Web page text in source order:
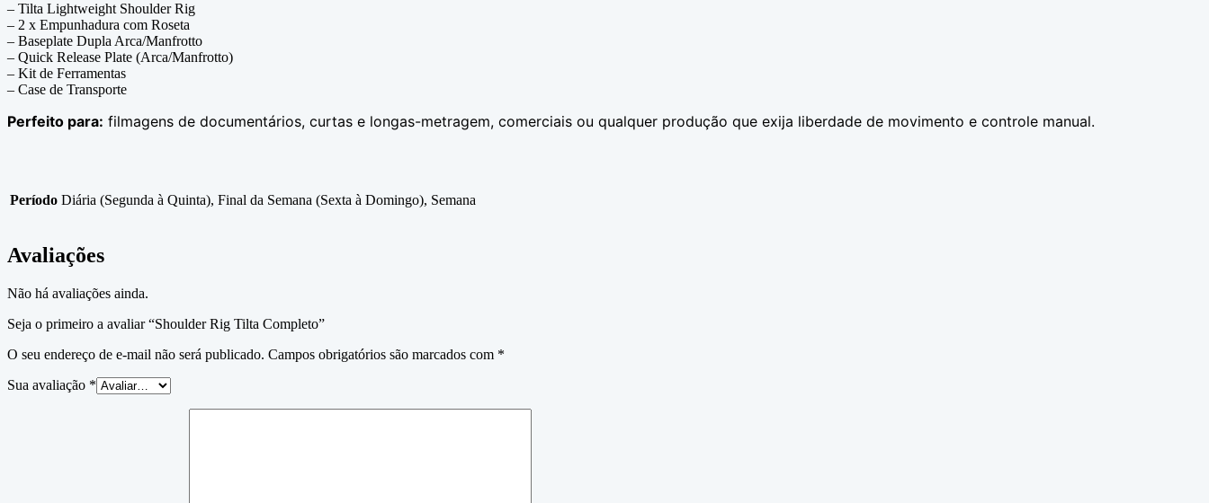
– Tilta Lightweight Shoulder Rig
– 2 x Empunhadura com Roseta
– Baseplate Dupla Arca/Manfrotto
– Quick Release Plate (Arca/Manfrotto)
– Kit de Ferramentas
– Case de Transporte
Perfeito para: filmagens de documentários, curtas e longas-metragem, comerciais ou qualquer produção que exija liberdade de movimento e controle manual.
Período Diária (Segunda à Quinta), Final da Semana (Sexta à Domingo), Semana
Avaliações
Não há avaliações ainda.
Seja o primeiro a avaliar “Shoulder Rig Tilta Completo”
O seu endereço de e-mail não será publicado. Campos obrigatórios são marcados com *
Sua avaliação *